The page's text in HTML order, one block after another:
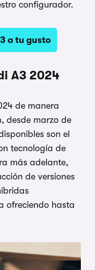
configurador.
a tu gusto
A3 2024
de manera
desde marzo de
son el
tecnología de
más adelante,
de versiones
ofreciendo hasta